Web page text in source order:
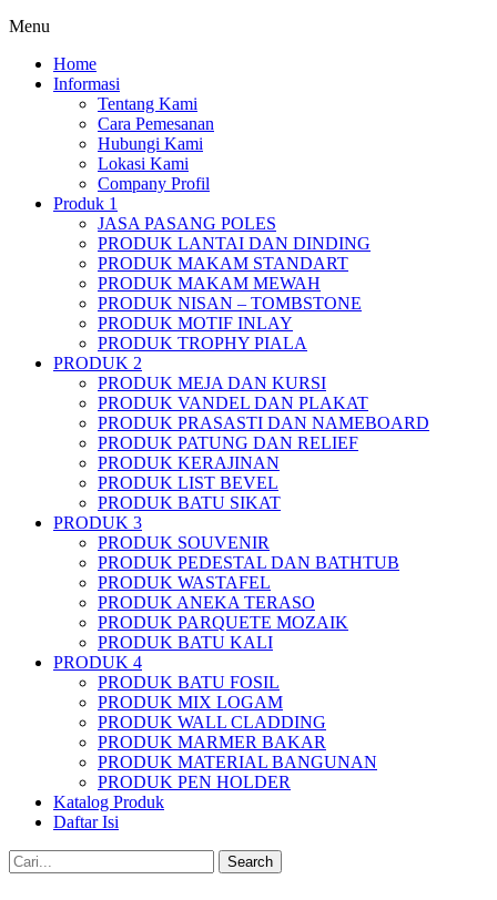
Menu
Home
Informasi
Tentang Kami
Cara Pemesanan
Hubungi Kami
Lokasi Kami
Company Profil
Produk 1
JASA PASANG POLES
PRODUK LANTAI DAN DINDING
PRODUK MAKAM STANDART
PRODUK MAKAM MEWAH
PRODUK NISAN – TOMBSTONE
PRODUK MOTIF INLAY
PRODUK TROPHY PIALA
PRODUK 2
PRODUK MEJA DAN KURSI
PRODUK VANDEL DAN PLAKAT
PRODUK PRASASTI DAN NAMEBOARD
PRODUK PATUNG DAN RELIEF
PRODUK KERAJINAN
PRODUK LIST BEVEL
PRODUK BATU SIKAT
PRODUK 3
PRODUK SOUVENIR
PRODUK PEDESTAL DAN BATHTUB
PRODUK WASTAFEL
PRODUK ANEKA TERASO
PRODUK PARQUETE MOZAIK
PRODUK BATU KALI
PRODUK 4
PRODUK BATU FOSIL
PRODUK MIX LOGAM
PRODUK WALL CLADDING
PRODUK MARMER BAKAR
PRODUK MATERIAL BANGUNAN
PRODUK PEN HOLDER
Katalog Produk
Daftar Isi
Search